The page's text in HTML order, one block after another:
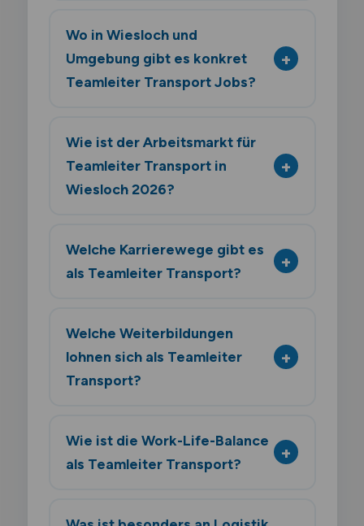
Wo in Wiesloch und
Umgebung gibt es konkret
Teamleiter Transport Jobs?
Wie ist der Arbeitsmarkt für
Teamleiter Transport in
Wiesloch 2026?
Welche Karrierewege gibt es
als Teamleiter Transport?
Welche Weiterbildungen
lohnen sich als Teamleiter
Transport?
Wie ist die Work-Life-Balance
als Teamleiter Transport?